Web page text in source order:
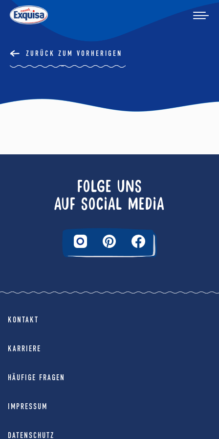
ZURÜCK ZUM VORHERIGEN
FOLGE UNS
AUF SOCIAL MEDIA
KONTAKT
KARRIERE
HÄUFIGE FRAGEN
IMPRESSUM
DATENSCHUTZ